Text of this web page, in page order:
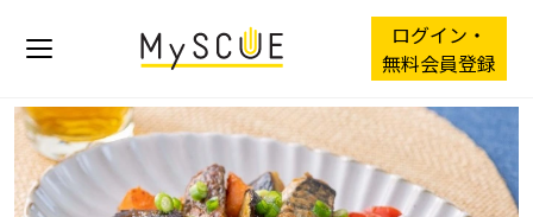
ログイン・
無料会員登録